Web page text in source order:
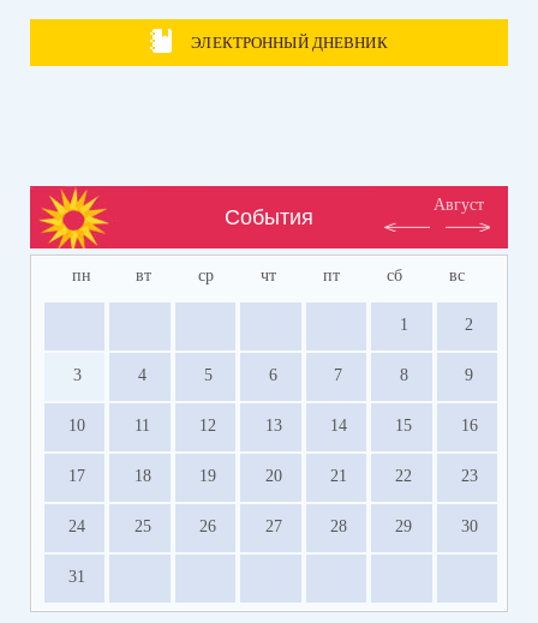
ЭЛЕКТРОННЫЙ ДНЕВНИК
События
Август
пн вт ср чт пт сб вс
1 2
3 4 5 6 7 8 9
10 11 12 13 14 15 16
17 18 19 20 21 22 23
24 25 26 27 28 29 30
31